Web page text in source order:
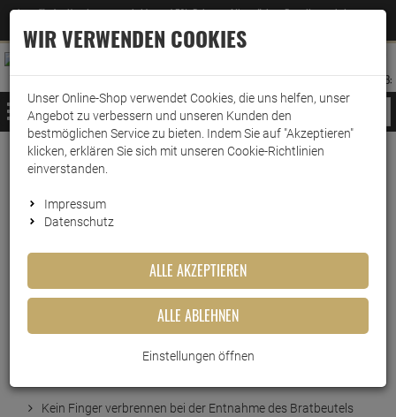
Jetzt für den Newsletter entscheiden und 5% Rabatt auf Ihre nächste Bestellung erhalten
–Zum Newsletter
ANMELDEN
AUFKLAPPEN
MERKZETTEL
WARENKORB:
MENÜ
Weiter einkaufen www.wark24.de Küche & Haushalt
Kochen & Backen
Backpapier
Toppits Bratbeutel 2in1 Inhalt 8 stk. - Größe M -…
Toppits Bratbeutel 2in1 Inhalt
8 stk. - Größe M - max. 2,5 kg
Artikel-Nummer:10011227
Kein Finger verbrennen bei der Entnahme des Bratbeutels
WIR VERWENDEN COOKIES
Unser Online-Shop verwendet Cookies, die uns helfen, unser
Angebot zu verbessern und unseren Kunden den
bestmöglichen Service zu bieten. Indem Sie auf "Akzeptieren"
klicken, erklären Sie sich mit unseren Cookie-Richtlinien
einverstanden.
Impressum
Datenschutz
ALLE AKZEPTIEREN
ALLE ABLEHNEN
Einstellungen öffnen